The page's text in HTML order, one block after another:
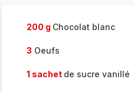
200 g Chocolat blanc
3 Oeufs
1 sachet de sucre vanillé